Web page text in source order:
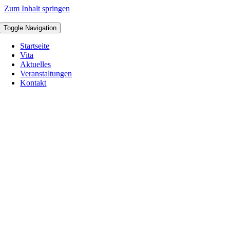
Zum Inhalt springen
Toggle Navigation
Startseite
Vita
Aktuelles
Veranstaltungen
Kontakt